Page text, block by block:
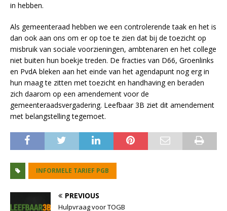
in hebben.
Als gemeenteraad hebben we een controlerende taak en het is
dan ook aan ons om er op toe te zien dat bij de toezicht op
misbruik van sociale voorzieningen, ambtenaren en het college
niet buiten hun boekje treden. De fracties van D66, Groenlinks
en PvdA bleken aan het einde van het agendapunt nog erg in
hun maag te zitten met toezicht en handhaving en beraden
zich daarom op een amendement voor de
gemeenteraadsvergadering. Leefbaar 3B ziet dit amendement
met belangstelling tegemoet.
INFORMELE TARIEF PGB
PREVIOUS
Hulpvraag voor TOGB